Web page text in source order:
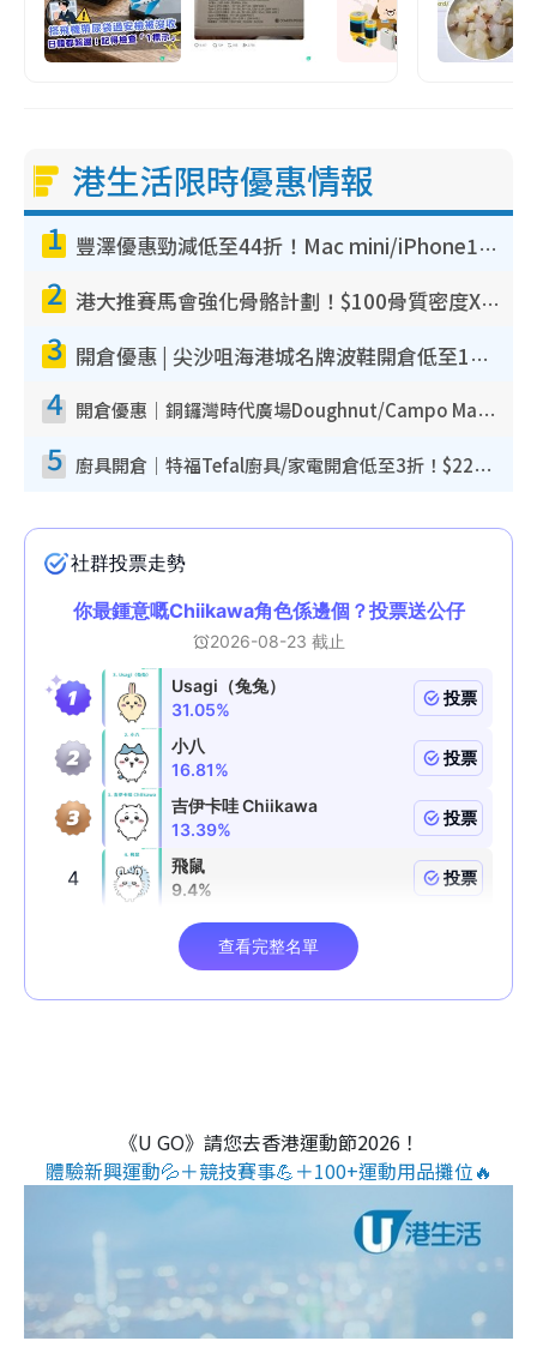
港生活限時優惠情報
1 豐澤優惠勁減低至44折！Mac mini/iPhone17Pro大減價！廚房家電$220起
2 港大推賽馬會強化骨骼計劃！$100骨質密度X光檢查 完成免費運動訓練送超市禮券！附參加資格
3 開倉優惠 | 尖沙咀海港城名牌波鞋開倉低至1折！On鞋$899起／Joy&Peace鞋履$98起
4 開倉優惠｜銅鑼灣時代廣場Doughnut/Campo Marzio開倉低至1折！背囊、書包、手袋劈價$200起
5 廚具開倉｜特福Tefal廚具/家電開倉低至3折！$220起買平底鍋/炒鑊/湯煲！電飯煲/吸塵機/燙斗$418起
《U GO》請您去香港運動節2026！
體驗新興運動💦＋競技賽事💪＋100+運動用品攤位🔥